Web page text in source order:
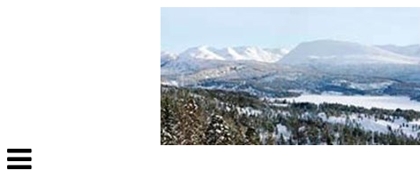
Veksle
navigasjon